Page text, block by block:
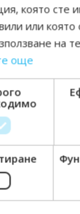
картичка
17/06/2026
която сте
или която
на
още